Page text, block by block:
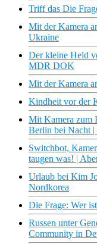
Triff das Die
Mit der Kamera
Ukraine
Der kleine Held
MDR DOK
Mit der Kamera
Kindheit vor der
Mit Kamera zum
Berlin bei Nacht |
Switchbot,
taugen was! |
Urlaub bei Kim
Nordkorea
Die Frage: Wer
Russen unter
Community in